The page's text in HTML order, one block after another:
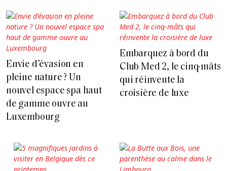
Envie d’évasion en
pleine nature ? Un
nouvel espace spa haut
de gamme ouvre au
Luxembourg
Embarquez à bord du
Club Med 2, le cinq-mâts
qui réinvente la
croisière de luxe